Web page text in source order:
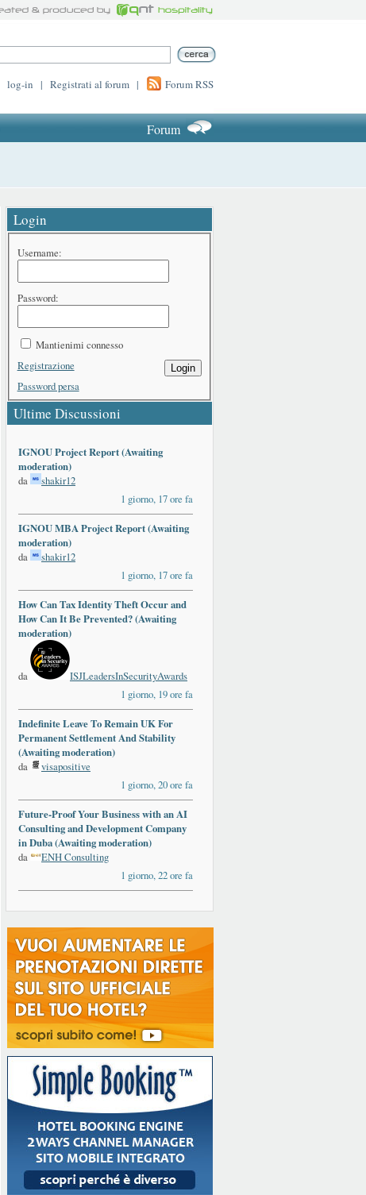
log-in | Registrati al forum | Forum RSS
Forum
Login
Username:
Password:
Mantienimi connesso
Login
Registrazione
Password persa
Ultime Discussioni
IGNOU Project Report (Awaiting
moderation)
da
shakir12
1 giorno, 17 ore fa
IGNOU MBA Project Report (Awaiting
moderation)
da
shakir12
1 giorno, 17 ore fa
How Can Tax Identity Theft Occur and
How Can It Be Prevented? (Awaiting
moderation)
da
ISJLeadersInSecurityAwards
1 giorno, 19 ore fa
Indefinite Leave To Remain UK For
Permanent Settlement And Stability
(Awaiting moderation)
da
visapositive
1 giorno, 20 ore fa
Future-Proof Your Business with an AI
Consulting and Development Company
in Duba (Awaiting moderation)
da
ENH Consulting
1 giorno, 22 ore fa